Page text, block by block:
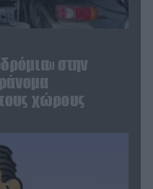
στην
χώρους